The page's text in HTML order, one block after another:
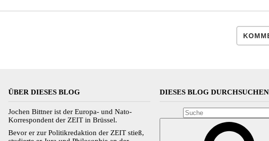
ÜBER DIESES BLOG
Jochen Bittner ist der Europa- und Nato-
Korrespondent der ZEIT in Brüssel.
Bevor er zur Politikredaktion der ZEIT stieß,
DIESES BLOG DURCHSUCHEN